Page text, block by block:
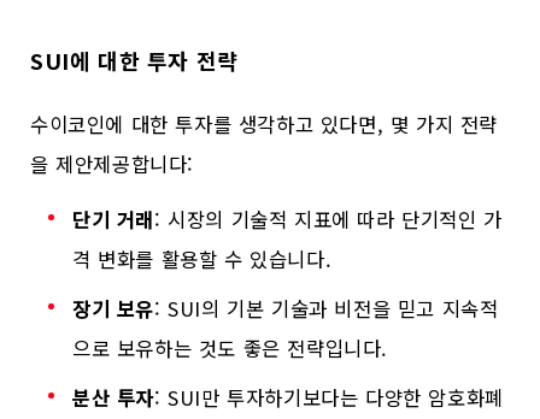
SUI에 대한 투자 전략
수이코인에 대한 투자를 생각하고 있다면, 몇 가지 전략
을 제안제공합니다:
단기 거래: 시장의 기술적 지표에 따라 단기적인 가
격 변화를 활용할 수 있습니다.
장기 보유: SUI의 기본 기술과 비전을 믿고 지속적
으로 보유하는 것도 좋은 전략입니다.
분산 투자: SUI만 투자하기보다는 다양한 암호화폐